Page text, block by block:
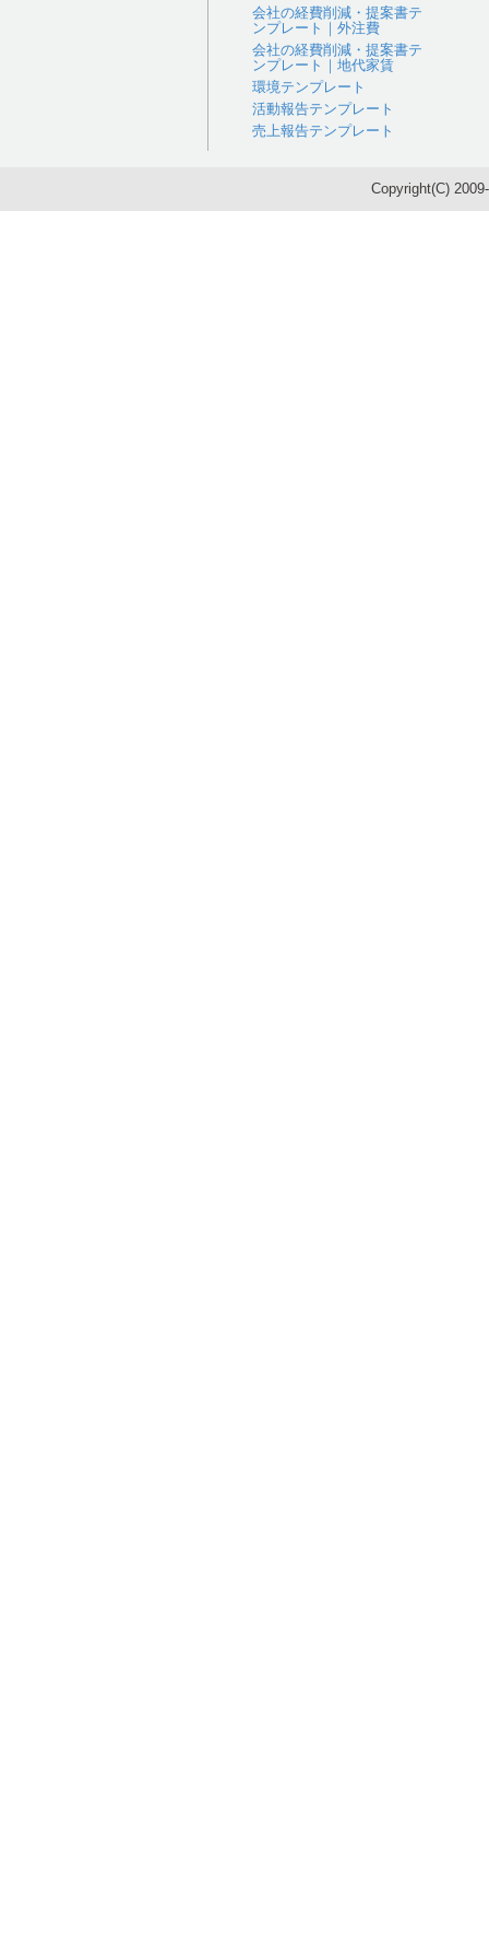
会社の経費削減・提案書テ
ンプレート｜外注費
会社の経費削減・提案書テ
ンプレート｜地代家賃
環境テンプレート
活動報告テンプレート
売上報告テンプレート
Copyright(C)